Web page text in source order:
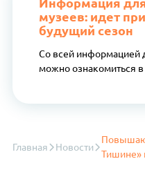
музеев: идет
будущий сезон
Со всей информацией
можно ознакомиться в
Главная Новости
Тишине»